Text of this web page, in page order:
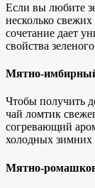
Если вы любите
несколько
сочетание дает
свойства
Мятно-
Чтобы получить
чай ломтик
согревающий
холодных зимних
Мятно-